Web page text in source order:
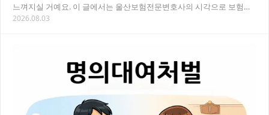
느껴지실 거예요. 이 글에서는 울산보험전문변호사의 시각으로 보험사
기 혐의의 구조, 수사 대응 전략, 그리고 상…
2026.08.03